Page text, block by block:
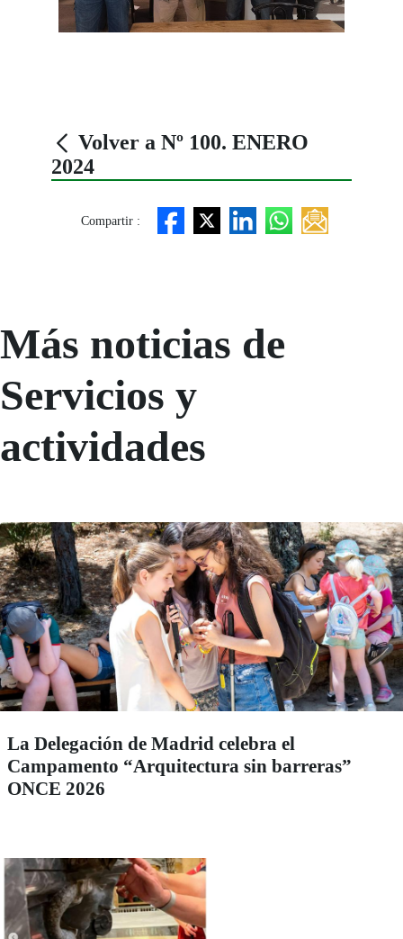
Volver a Nº 100. ENERO
2024
Compartir :
Más noticias de
Servicios y
actividades
La Delegación de Madrid celebra el
Campamento “Arquitectura sin barreras”
ONCE 2026